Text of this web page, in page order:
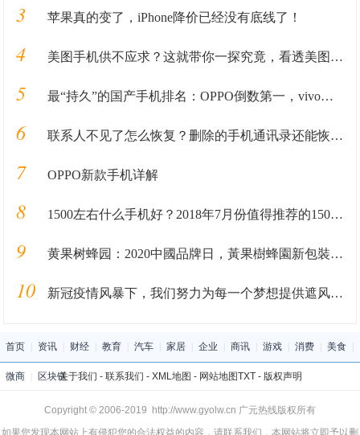
3 苹果真的变了，iPhone降价已经没有底线了！
4 美图手机供不应求？这就带你一探究竟，看透美图手机只需2分钟
5 最“持久”的国产手机排名：OPPO倒数第一，vivo第三
6 联系人不见了怎么恢复？删除的手机通讯录还能恢复吗
7 OPPO新款手机详解
8 1500左右什么手机好？2018年7月份值得推荐的1500元左右手机
9 黄果树蜂园：2020中國品牌日，黃果樹蜂園新包裝苗蜜上市
10 新冠疫情风暴下，我们努力为每一个梦想提供遮风挡雨的空间
首页 资讯 财经 教育 汽车 家居 企业 商讯 游戏 消费 美食
微商 区块链关于我们 - 联系我们 - XML地图 - 网站地图TXT- 版权声明
Copyright © 2006-2019 http://www.gyolw.cn 广元热线版权所有